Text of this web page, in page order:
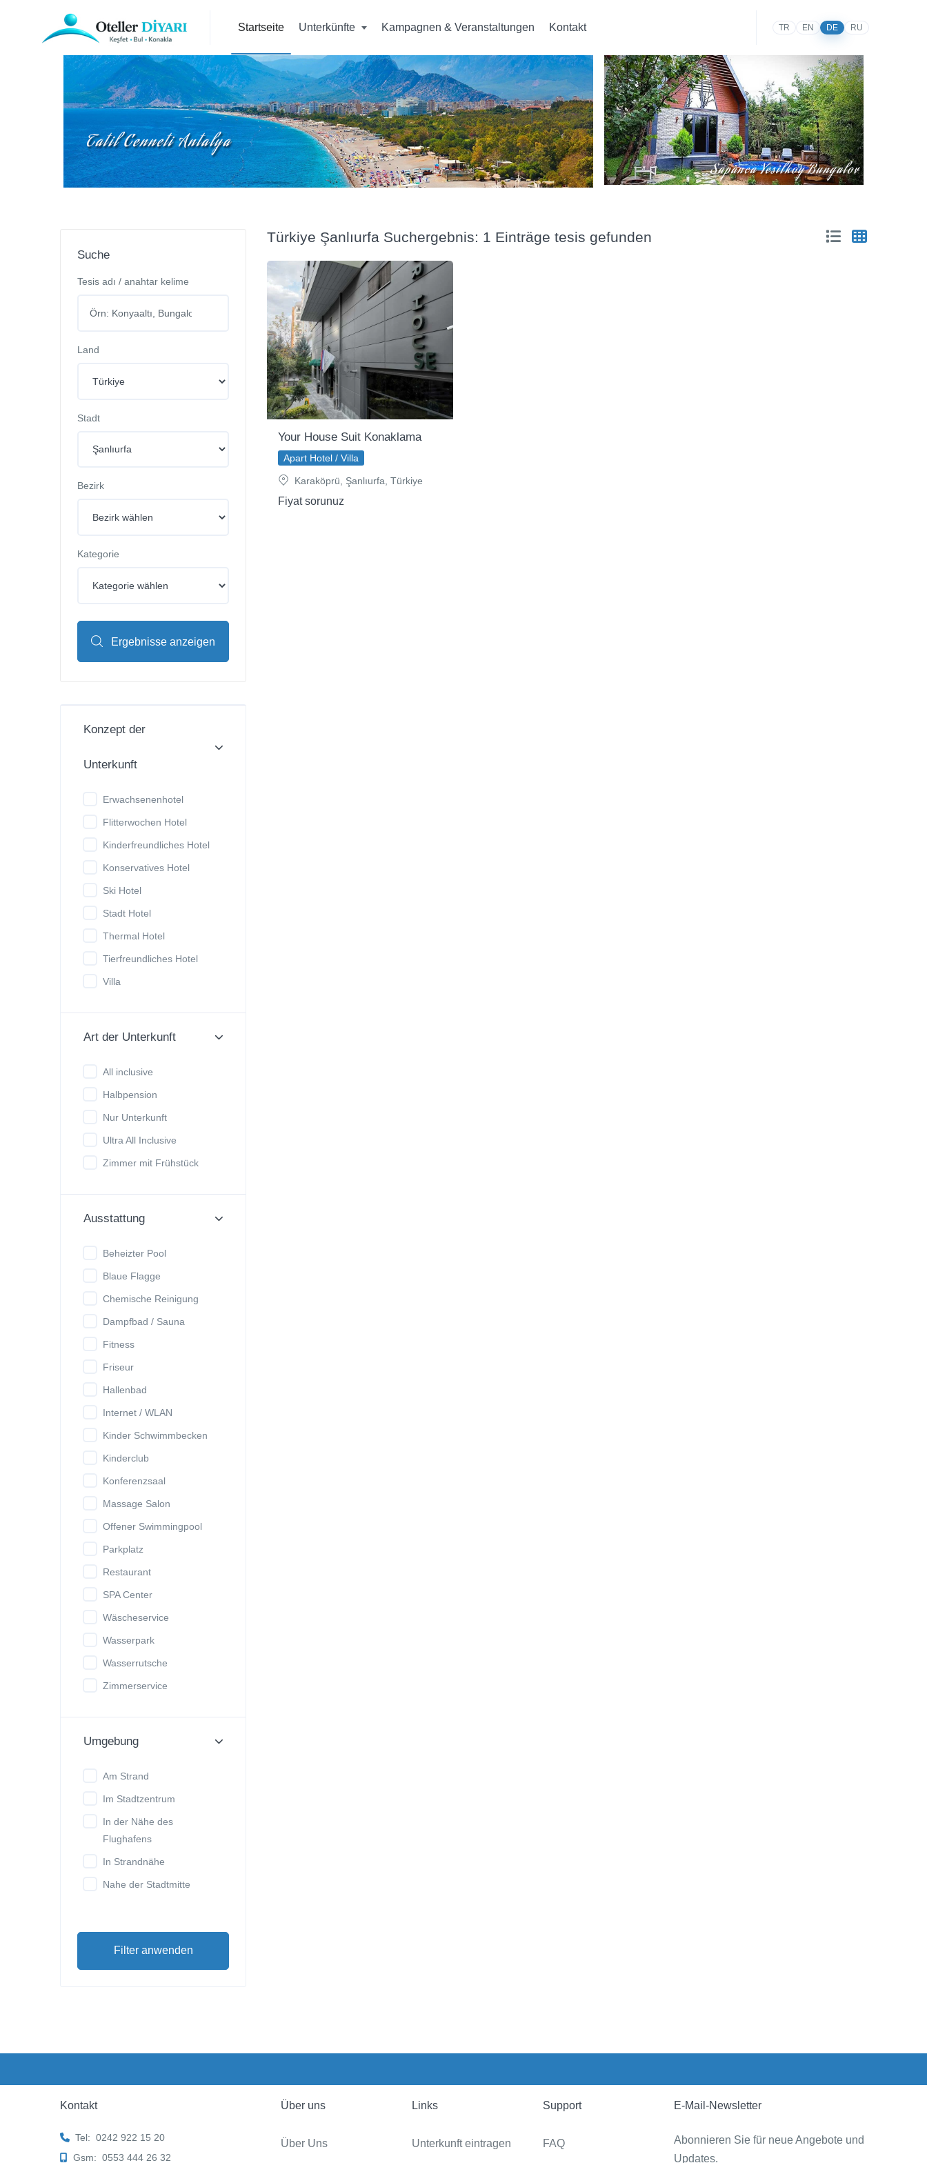
Startseite Unterkünfte Kampagnen & Veranstaltungen Kontakt TR EN DE RU
Suche
Tesis adı / anahtar kelime
Land
Stadt
Bezirk
Kategorie
Ergebnisse anzeigen
Konzept der
Unterkunft
Erwachsenenhotel
Flitterwochen Hotel
Kinderfreundliches Hotel
Konservatives Hotel
Ski Hotel
Stadt Hotel
Thermal Hotel
Tierfreundliches Hotel
Villa
Art der Unterkunft
All inclusive
Halbpension
Nur Unterkunft
Ultra All Inclusive
Zimmer mit Frühstück
Ausstattung
Beheizter Pool
Blaue Flagge
Chemische Reinigung
Dampfbad / Sauna
Fitness
Friseur
Hallenbad
Internet / WLAN
Kinder Schwimmbecken
Kinderclub
Konferenzsaal
Massage Salon
Offener Swimmingpool
Parkplatz
Restaurant
SPA Center
Wäscheservice
Wasserpark
Wasserrutsche
Zimmerservice
Umgebung
Am Strand
Im Stadtzentrum
In der Nähe des
Flughafens
In Strandnähe
Nahe der Stadtmitte
Filter anwenden
Türkiye Şanlıurfa Suchergebnis: 1 Einträge tesis gefunden
Your House Suit Konaklama
Apart Hotel / Villa
Karaköprü, Şanlıurfa, Türkiye
Fiyat sorunuz
Kontakt
Tel: 0242 922 15 20
Gsm: 0553 444 26 32
Über uns
Über Uns
Links
Unterkunft eintragen
Support
FAQ
E-Mail-Newsletter
Abonnieren Sie für neue Angebote und
Updates.